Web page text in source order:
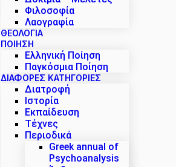
Φιλοσοφία
Λαογραφία
ΘΕΟΛΟΓΙΑ
ΠΟΙΗΣΗ
Ελληνική Ποίηση
Παγκόσμια Ποίηση
ΔΙΑΦΟΡΕΣ ΚΑΤΗΓΟΡΙΕΣ
Διατροφή
Ιστορία
Εκπαίδευση
Τέχνες
Περιοδικά
Greek annual of
Psychoanalysis